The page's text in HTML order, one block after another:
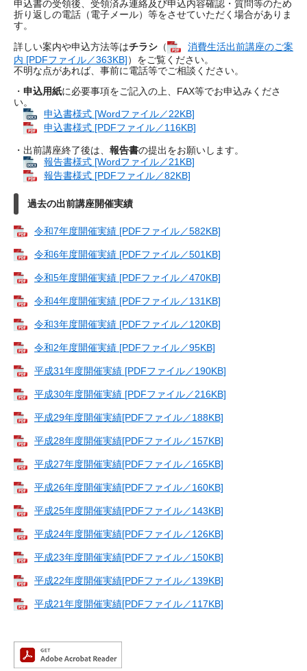
申込書の受領後、受領済み連絡及び申込内容確認・質問等のため
折り返しの電話（電子メール）等をさせていただく場合がありま
す。
詳しい案内や申込方法等はチラシ （
消費生活出前講座のご案
内 [PDFファイル／363KB]）をご覧ください。
不明な点があれば、事前に電話等でご相談ください。
・ 申込用紙に必要事項をご記入の上、FAX等でお申込みくださ
い。
申込書様式 [Wordファイル／22KB]
申込書様式 [PDFファイル／116KB]
・出前講座終了後は、 報告書の提出をお願いします。
報告書様式 [Wordファイル／21KB]
報告書様式 [PDFファイル／82KB]
過去の出前講座開催実績
令和7年度開催実績 [PDFファイル／582KB]
令和6年度開催実績 [PDFファイル／501KB]
令和5年度開催実績 [PDFファイル／470KB]
令和4年度開催実績 [PDFファイル／131KB]
令和3年度開催実績 [PDFファイル／120KB]
令和2年度開催実績 [PDFファイル／95KB]
平成31年度開催実績 [PDFファイル／190KB]
平成30年度開催実績 [PDFファイル／216KB]
平成29年度開催実績[PDFファイル／188KB]
平成28年度開催実績[PDFファイル／157KB]
平成27年度開催実績[PDFファイル／165KB]
平成26年度開催実績[PDFファイル／160KB]
平成25年度開催実績[PDFファイル／143KB]
平成24年度開催実績[PDFファイル／126KB]
平成23年度開催実績[PDFファイル／150KB]
平成22年度開催実績[PDFファイル／139KB]
平成21年度開催実績[PDFファイル／117KB]